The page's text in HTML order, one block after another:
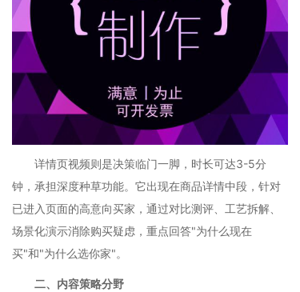
详情页视频则是决策临门一脚，时长可达3-5分
钟，承担深度种草功能。它出现在商品详情中段，针对
已进入页面的高意向买家，通过对比测评、工艺拆解、
场景化演示消除购买疑虑，重点回答"为什么现在
买"和"为什么选你家"。
二、内容策略分野